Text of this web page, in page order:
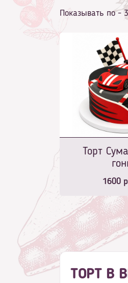
Показывать по -
Торт
1600
ТОРТ В